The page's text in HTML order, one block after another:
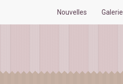
Nouvelles Galerie